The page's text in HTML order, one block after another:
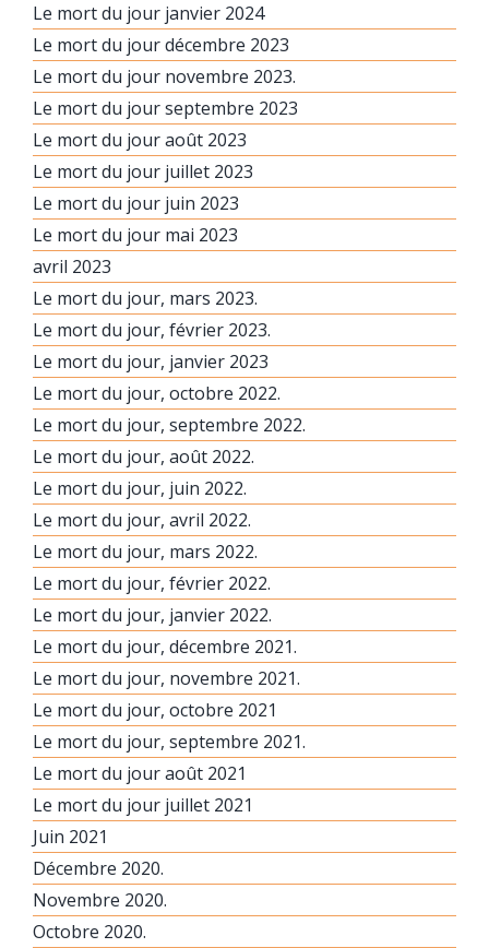
Le mort du jour janvier 2024
Le mort du jour décembre 2023
Le mort du jour novembre 2023.
Le mort du jour septembre 2023
Le mort du jour août 2023
Le mort du jour juillet 2023
Le mort du jour juin 2023
Le mort du jour mai 2023
avril 2023
Le mort du jour, mars 2023.
Le mort du jour, février 2023.
Le mort du jour, janvier 2023
Le mort du jour, octobre 2022.
Le mort du jour, septembre 2022.
Le mort du jour, août 2022.
Le mort du jour, juin 2022.
Le mort du jour, avril 2022.
Le mort du jour, mars 2022.
Le mort du jour, février 2022.
Le mort du jour, janvier 2022.
Le mort du jour, décembre 2021.
Le mort du jour, novembre 2021.
Le mort du jour, octobre 2021
Le mort du jour, septembre 2021.
Le mort du jour août 2021
Le mort du jour juillet 2021
Juin 2021
Décembre 2020.
Novembre 2020.
Octobre 2020.